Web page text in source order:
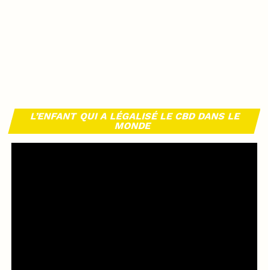
L’ENFANT QUI A LÉGALISÉ LE CBD DANS LE
MONDE